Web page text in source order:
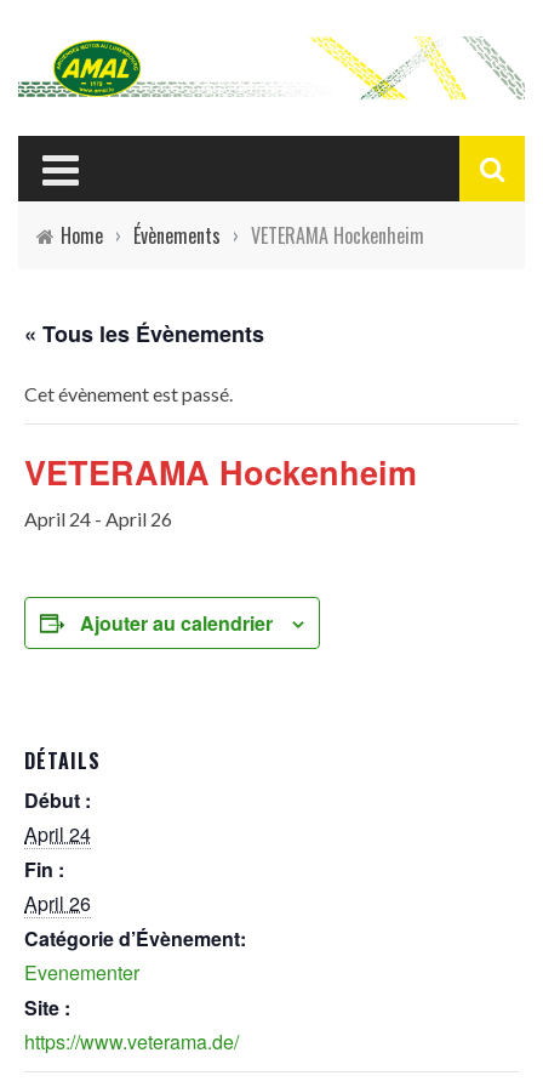
Home › Évènements › VETERAMA Hockenheim
« Tous les Évènements
Cet évènement est passé.
VETERAMA Hockenheim
April 24 - April 26
Ajouter au calendrier
DÉTAILS
Début :
April 24
Fin :
April 26
Catégorie d’Évènement:
Evenementer
Site :
https://www.veterama.de/